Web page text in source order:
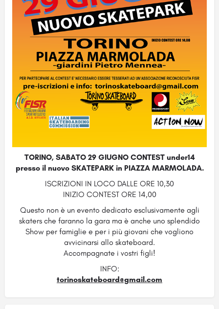
TORINO, SABATO 29 GIUGNO CONTEST under14
presso il nuovo SKATEPARK in PIAZZA MARMOLADA.
ISCRIZIONI IN LOCO DALLE ORE 10,30
INIZIO CONTEST ORE 14,00
Questo non è un evento dedicato esclusivamente agli
skaters che faranno la gara ma è anche uno splendido
Show per famiglie e per i più giovani che vogliono
avvicinarsi allo skateboard.
Accompagnate i vostri figli!
INFO:
torinoskateboard@gmail.com